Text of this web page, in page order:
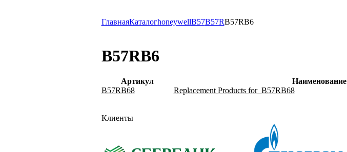
ГлавнаяКаталогhoneywellB57B57RB57RB6
B57RB6
Артикул Наименование
B57RB68
Replacement Products for B57RB68
Клиенты